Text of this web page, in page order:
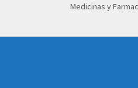
Medicinas y